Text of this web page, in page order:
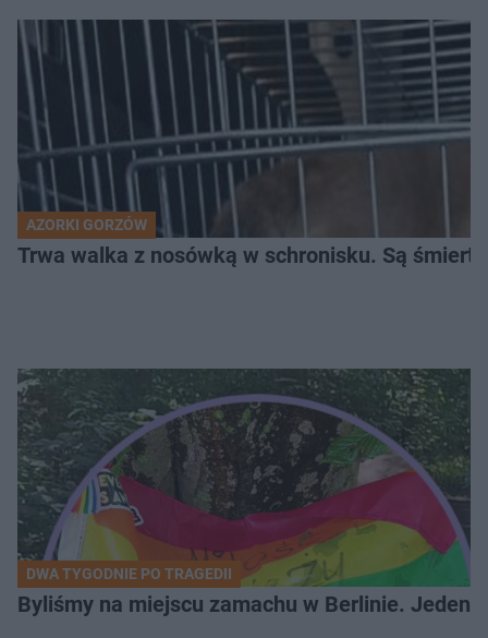
AZORKI GORZÓW
Trwa walka z nosówką w schronisku. Są
DWA TYGODNIE PO TRAGEDII
Byliśmy na miejscu zamachu w Berlinie. Jeden